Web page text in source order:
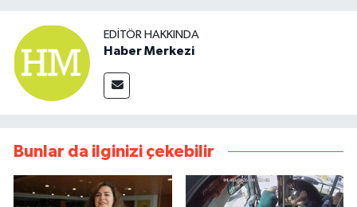
EDITÖR HAKKINDA
Haber Merkezi
Bunlar da ilginizi çekebilir